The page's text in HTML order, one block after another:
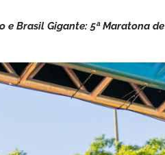
e Brasil Gigante: 5ª Maratona de